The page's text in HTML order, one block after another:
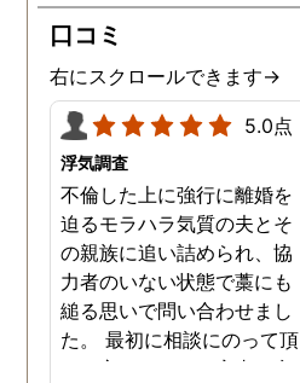
口コミ
右にスクロールできます→
5.0点
浮気調査
不倫した上に強行に離婚を
迫るモラハラ気質の夫とそ
の親族に追い詰められ、協
力者のいない状態で藁にも
縋る思いで問い合わせまし
た。 最初に相談にのって頂
いた方も、とても率直に意